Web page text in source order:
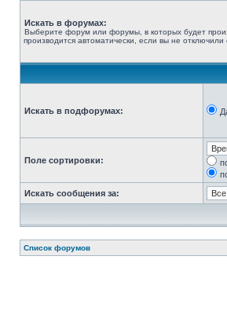
Искать в форумах:
Выберите форум или форумы, в которых будет
производится автоматически, если вы не
Искать в подфорумах:
Поле сортировки:
Искать сообщения за:
Список форумов